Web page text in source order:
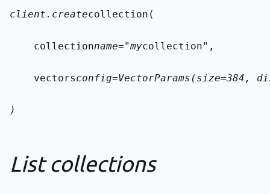
client.createcollection(
    collection
name="mycollection",
    vectors
config=VectorParams(size=384,
)
List collections